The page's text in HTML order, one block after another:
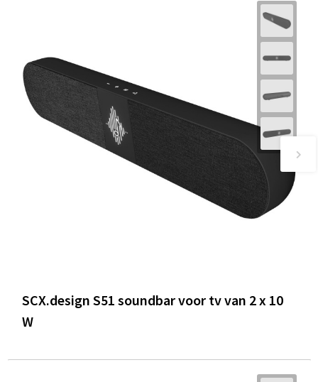
SCX.design S51 soundbar voor tv van 2 x 10
W